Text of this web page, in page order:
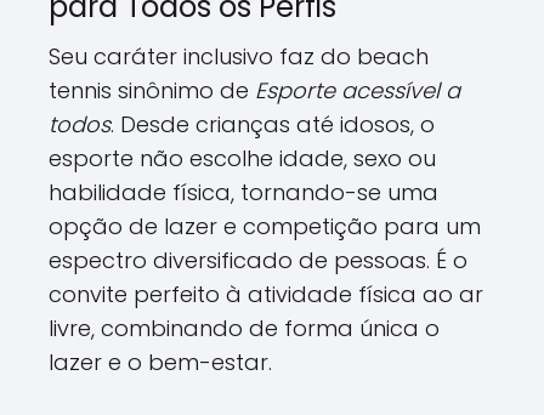
Seu caráter inclusivo faz do beach
tennis sinônimo de Esporte acessível a
todos. Desde crianças até idosos, o
esporte não escolhe idade, sexo ou
habilidade física, tornando-se uma
opção de lazer e competição para um
espectro diversificado de pessoas. É o
convite perfeito à atividade física ao ar
livre, combinando de forma única o
lazer e o bem-estar.